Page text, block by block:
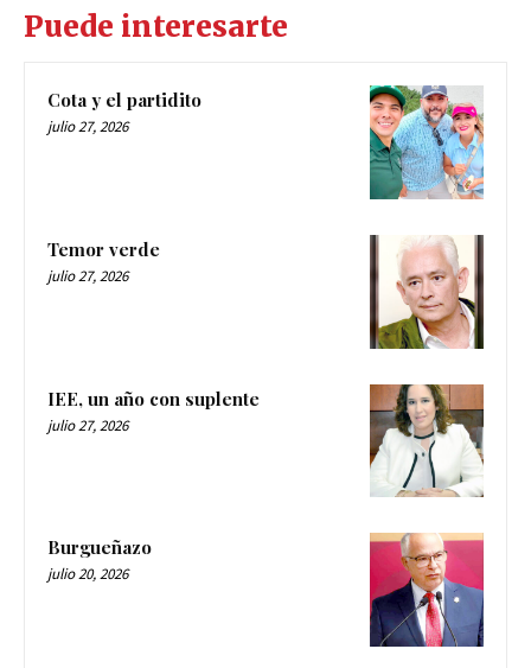
Puede interesarte
Cota y el partidito
julio 27, 2026
Temor verde
julio 27, 2026
IEE, un año con suplente
julio 27, 2026
Burgueñazo
julio 20, 2026